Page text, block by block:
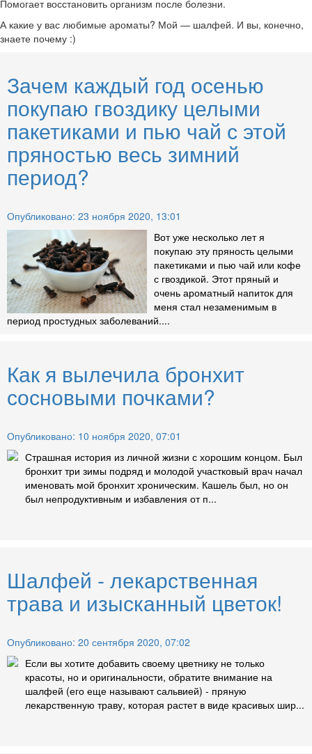
Помогает восстановить организм после болезни.
А какие у вас любимые ароматы? Мой — шалфей. И вы, конечно,
знаете почему :)
Зачем каждый год осенью
покупаю гвоздику целыми
пакетиками и пью чай с этой
пряностью весь зимний
период?
Опубликовано: 23 ноября 2020, 13:01
Вот уже несколько лет я
покупаю эту пряность целыми
пакетиками и пью чай или кофе
с гвоздикой. Этот пряный и
очень ароматный напиток для
меня стал незаменимым в
период простудных заболеваний....
Как я вылечила бронхит
сосновыми почками?
Опубликовано: 10 ноября 2020, 07:01
Страшная история из личной жизни с хорошим концом. Был
бронхит три зимы подряд и молодой участковый врач начал
именовать мой бронхит хроническим. Кашель был, но он
был непродуктивным и избавления от п...
Шалфей - лекарственная
трава и изысканный цветок!
Опубликовано: 20 сентября 2020, 07:02
Если вы хотите добавить своему цветнику не только
красоты, но и оригинальности, обратите внимание на
шалфей (его еще называют сальвией) - пряную
лекарственную траву, которая растет в виде красивых шир...